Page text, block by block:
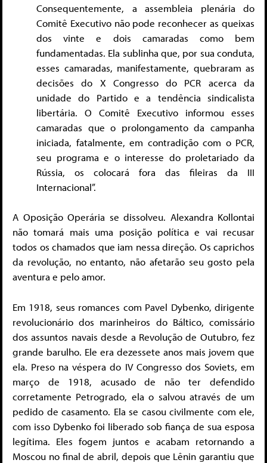
Consequentemente, a assembleia plenária do
Comitê Executivo não pode reconhecer as queixas
dos vinte e dois camaradas como bem
fundamentadas. Ela sublinha que, por sua conduta,
esses camaradas, manifestamente, quebraram as
decisões do X Congresso do PCR acerca da
unidade do Partido e a tendência sindicalista
libertária. O Comitê Executivo informou esses
camaradas que o prolongamento da campanha
iniciada, fatalmente, em contradição com o PCR,
seu programa e o interesse do proletariado da
Rússia, os colocará fora das fileiras da III
Internacional”.
A Oposição Operária se dissolveu. Alexandra Kollontai
não tomará mais uma posição política e vai recusar
todos os chamados que iam nessa direção. Os caprichos
da revolução, no entanto, não afetarão seu gosto pela
aventura e pelo amor.
Em 1918, seus romances com Pavel Dybenko, dirigente
revolucionário dos marinheiros do Báltico, comissário
dos assuntos navais desde a Revolução de Outubro, fez
grande barulho. Ele era dezessete anos mais jovem que
ela. Preso na véspera do IV Congresso dos Soviets, em
março de 1918, acusado de não ter defendido
corretamente Petrogrado, ela o salvou através de um
pedido de casamento. Ela se casou civilmente com ele,
com isso Dybenko foi liberado sob fiança de sua esposa
legítima. Eles fogem juntos e acabam retornando a
Moscou no final de abril, depois que Lênin garantiu que